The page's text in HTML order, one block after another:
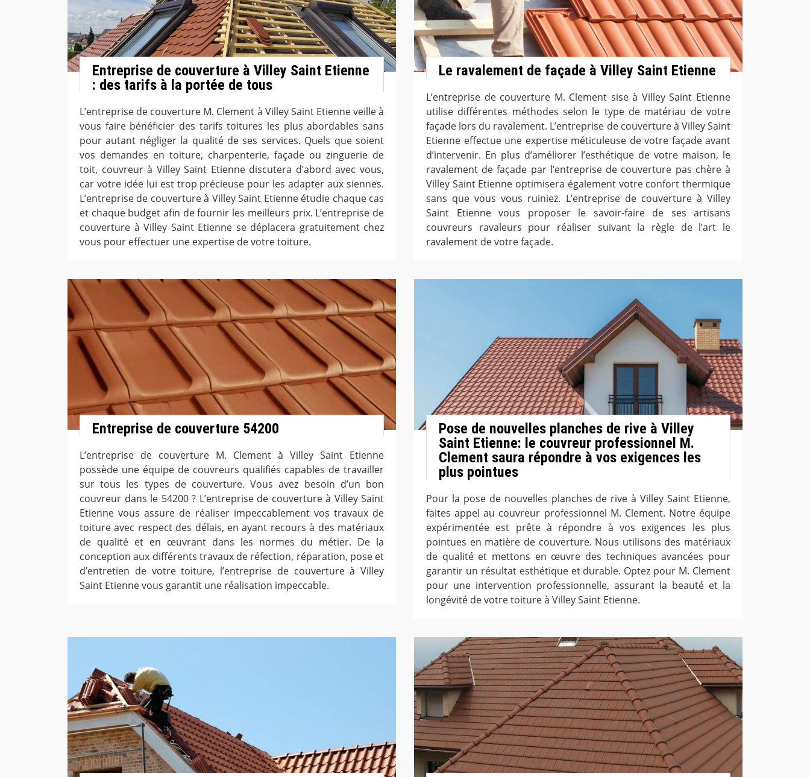
Entreprise de couverture à Villey Saint Etienne
: des tarifs à la portée de tous
L’entreprise de couverture M. Clement à Villey Saint Etienne veille à
vous faire bénéficier des tarifs toitures les plus abordables sans
pour autant négliger la qualité de ses services. Quels que soient
vos demandes en toiture, charpenterie, façade ou zinguerie de
toit, couvreur à Villey Saint Etienne discutera d’abord avec vous,
car votre idée lui est trop précieuse pour les adapter aux siennes.
L’entreprise de couverture à Villey Saint Etienne étudie chaque cas
et chaque budget afin de fournir les meilleurs prix. L’entreprise de
couverture à Villey Saint Etienne se déplacera gratuitement chez
vous pour effectuer une expertise de votre toiture.
Le ravalement de façade à Villey Saint Etienne
L’entreprise de couverture M. Clement sise à Villey Saint Etienne
utilise différentes méthodes selon le type de matériau de votre
façade lors du ravalement. L’entreprise de couverture à Villey Saint
Etienne effectue une expertise méticuleuse de votre façade avant
d’intervenir. En plus d’améliorer l’esthétique de votre maison, le
ravalement de façade par l’entreprise de couverture pas chère à
Villey Saint Etienne optimisera également votre confort thermique
sans que vous vous ruiniez. L’entreprise de couverture à Villey
Saint Etienne vous proposer le savoir-faire de ses artisans
couvreurs ravaleurs pour réaliser suivant la règle de l’art le
ravalement de votre façade.
Entreprise de couverture 54200
L’entreprise de couverture M. Clement à Villey Saint Etienne
possède une équipe de couvreurs qualifiés capables de travailler
sur tous les types de couverture. Vous avez besoin d’un bon
couvreur dans le 54200 ? L’entreprise de couverture à Villey Saint
Etienne vous assure de réaliser impeccablement vos travaux de
toiture avec respect des délais, en ayant recours à des matériaux
de qualité et en œuvrant dans les normes du métier. De la
conception aux différents travaux de réfection, réparation, pose et
d’entretien de votre toiture, l’entreprise de couverture à Villey
Saint Etienne vous garantit une réalisation impeccable.
Pose de nouvelles planches de rive à Villey
Saint Etienne: le couvreur professionnel M.
Clement saura répondre à vos exigences les
plus pointues
Pour la pose de nouvelles planches de rive à Villey Saint Etienne,
faites appel au couvreur professionnel M. Clement. Notre équipe
expérimentée est prête à répondre à vos exigences les plus
pointues en matière de couverture. Nous utilisons des matériaux
de qualité et mettons en œuvre des techniques avancées pour
garantir un résultat esthétique et durable. Optez pour M. Clement
pour une intervention professionnelle, assurant la beauté et la
longévité de votre toiture à Villey Saint Etienne.